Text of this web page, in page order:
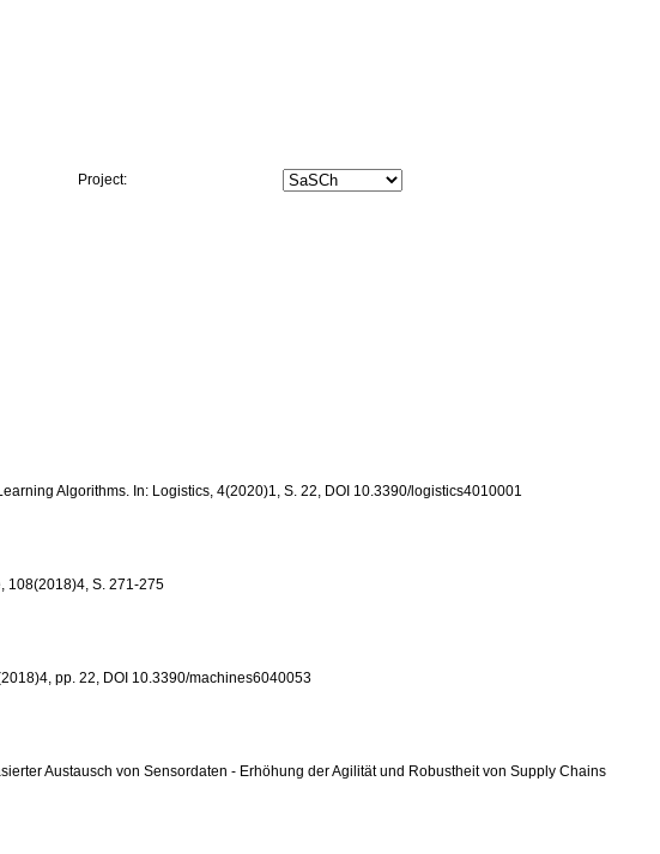
Project:
Algorithms. In: Logistics, 4(2020)1, S. 22, DOI 10.3390/logistics4010001
108(2018)4, S. 271-275
pp. 22, DOI 10.3390/machines6040053
Austausch von Sensordaten - Erhöhung der Agilität und Robustheit von Supply Chains